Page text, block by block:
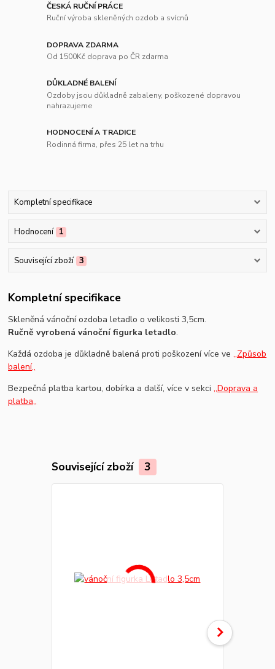
ČESKÁ RUČNÍ PRÁCE
Ruční výroba skleněných ozdob a svícnů
DOPRAVA ZDARMA
Od 1500Kč doprava po ČR zdarma
DŮKLADNÉ BALENÍ
Ozdoby jsou důkladně zabaleny, poškozené dopravou
nahrazujeme
HODNOCENÍ A TRADICE
Rodinná firma, přes 25 let na trhu
Kompletní specifikace
Hodnocení 1
Související zboží 3
Kompletní specifikace
Skleněná vánoční ozdoba letadlo o velikosti 3,5cm.
Ručně vyrobená vánoční figurka letadlo.
Každá ozdoba je důkladně balená proti poškození více ve,,Způsob
balení,,
Bezpečná platba kartou, dobírka a další, více v sekci,,Doprava a
platba,,
Související zboží 3